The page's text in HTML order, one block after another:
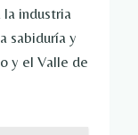
la industria
sabiduría y
y el Valle de